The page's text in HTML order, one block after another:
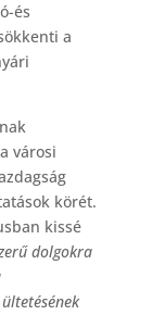
és
a
városi
körét.
kissé
dolgokra